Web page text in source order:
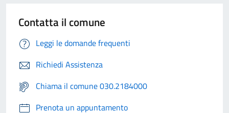
Contatta il comune
Leggi le domande frequenti
Richiedi Assistenza
Chiama il comune 030.2184000
Prenota un appuntamento